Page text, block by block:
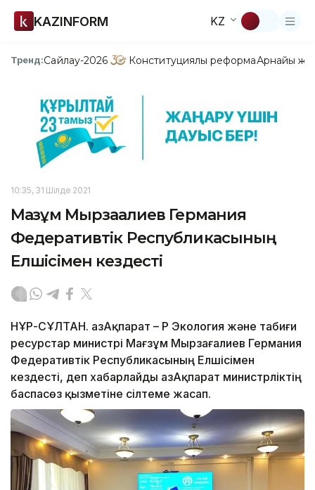
KAZINFORM KZ
Тренд:Сайлау-2026 Конституциялық реформаАрнайы
10:35, 31 Шілде 2021
Мағзұм Мырзағалиев Германия
Федеративтік Республикасының
Елшісімен кездесті
НҰР-СҰЛТАН. ҚазАқпарат – ҚР Экология және табиғи
ресурстар министрі Мағзұм Мырзағалиев Германия
Федеративтік Республикасының Елшісімен
кездесті, деп хабарлайды ҚазАқпарат министрліктің
баспасөз қызметіне сілтеме жасап.